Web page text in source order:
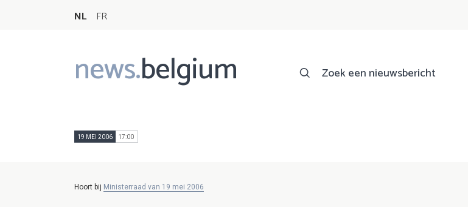
NL FR
news.belgium
Main
navigation
Zoek een nieuwsbericht
19 MEI 2006 17:00
Hoort bij Ministerraad van 19 mei 2006